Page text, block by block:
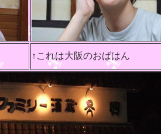
↑これは大阪のおばはん